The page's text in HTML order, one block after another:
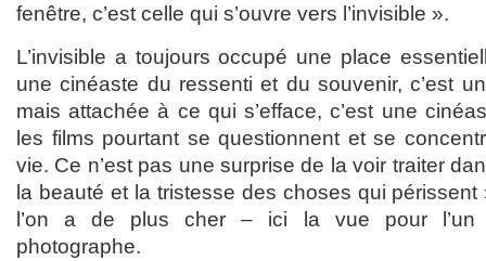
fenêtre, c’est celle qui s’ouvre vers l’invisible ».
L’invisible a toujours occupé une place
une cinéaste du ressenti et du souvenir, c’est
mais attachée à ce qui s’efface, c’est une
les films pourtant se questionnent et se
vie. Ce n’est pas une surprise de la voir traiter
la beauté et la tristesse des choses qui
l’on a de plus cher – ici la vue pour l’un
photographe.